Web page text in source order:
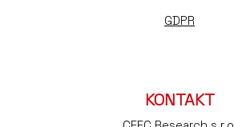
GDPR
KONTAKT